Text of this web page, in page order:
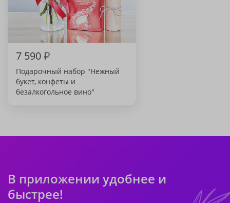
7 590₽
Подарочный набор "Нежный
букет, конфеты и
безалкогольное вино"
В приложении удобнее и
быстрее!